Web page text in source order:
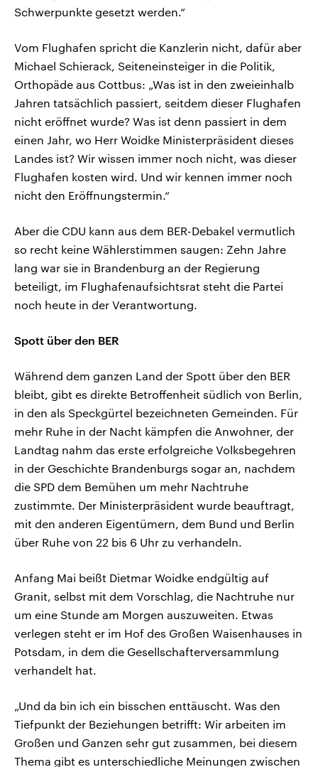
Schwerpunkte gesetzt werden.“
Vom Flughafen spricht die Kanzlerin nicht, dafür aber
Michael Schierack, Seiteneinsteiger in die Politik,
Orthopäde aus Cottbus: „Was ist in den zweieinhalb
Jahren tatsächlich passiert, seitdem dieser Flughafen
nicht eröffnet wurde? Was ist denn passiert in dem
einen Jahr, wo Herr Woidke Ministerpräsident dieses
Landes ist? Wir wissen immer noch nicht, was dieser
Flughafen kosten wird. Und wir kennen immer noch
nicht den Eröffnungstermin.“
Aber die CDU kann aus dem BER-Debakel vermutlich
so recht keine Wählerstimmen saugen: Zehn Jahre
lang war sie in Brandenburg an der Regierung
beteiligt, im Flughafenaufsichtsrat steht die Partei
noch heute in der Verantwortung.
Spott über den BER
Während dem ganzen Land der Spott über den BER
bleibt, gibt es direkte Betroffenheit südlich von Berlin,
in den als Speckgürtel bezeichneten Gemeinden. Für
mehr Ruhe in der Nacht kämpfen die Anwohner, der
Landtag nahm das erste erfolgreiche Volksbegehren
in der Geschichte Brandenburgs sogar an, nachdem
die SPD dem Bemühen um mehr Nachtruhe
zustimmte. Der Ministerpräsident wurde beauftragt,
mit den anderen Eigentümern, dem Bund und Berlin
über Ruhe von 22 bis 6 Uhr zu verhandeln.
Anfang Mai beißt Dietmar Woidke endgültig auf
Granit, selbst mit dem Vorschlag, die Nachtruhe nur
um eine Stunde am Morgen auszuweiten. Etwas
verlegen steht er im Hof des Großen Waisenhauses in
Potsdam, in dem die Gesellschafterversammlung
verhandelt hat.
„Und da bin ich ein bisschen enttäuscht. Was den
Tiefpunkt der Beziehungen betrifft: Wir arbeiten im
Großen und Ganzen sehr gut zusammen, bei diesem
Thema gibt es unterschiedliche Meinungen zwischen